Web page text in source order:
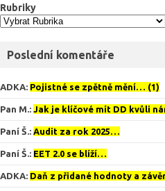
Rubriky
Poslední komentáře
ADKA: Pojistné se zpětně mění… (1)
Pan M.: Jak je klíčové mít DD kvůli
Paní Š.: Audit za rok 2025…
Paní Š.: EET 2.0 se blíží…
ADKA: Daň z přidané hodnoty a